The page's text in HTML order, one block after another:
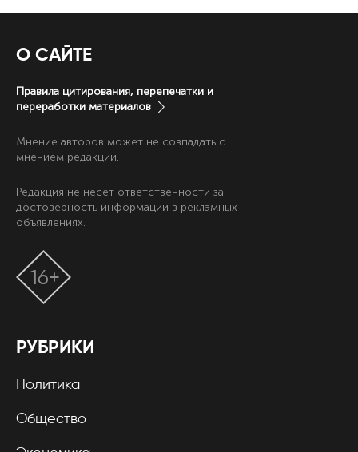
О САЙТЕ
Правила цитирования, перепечатки и
переработки материалов
Мнение авторов может не совпадать с
мнением редакции.
Редакция не несет ответственности за
достоверность информации в рекламных
объявлениях.
РУБРИКИ
Политика
Общество
16+